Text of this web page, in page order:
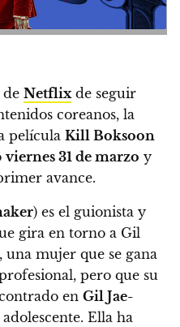
de Netflix de seguir
coreanos, la
película Kill Boksoon
viernes 31 de marzo y
avance.
) es el guionista y
gira en torno a Gil
una mujer que se gana
pero que su
en Gil Jae-
Ella ha